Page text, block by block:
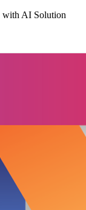
with AI Solution